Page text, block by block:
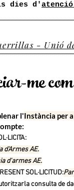
dies d'
- Unió
me
l'Instància per
TA:
d'Armes AE.
d'armes AE.
SOL·LICITUD:
la consulta de